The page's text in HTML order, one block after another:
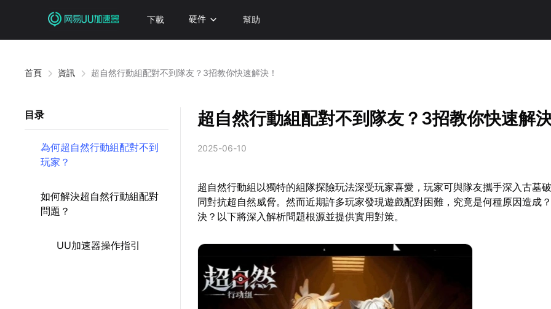
下載 硬件 幫助
首頁 資訊 超自然行動組配對不到隊友？3招教你快速解決！
目录
為何超自然行動組配對不到
玩家？
如何解決超自然行動組配對
問題？
UU加速器操作指引
超自然行動組配對不到隊友？3招教你快速解決
2025-06-10
超自然行動組以獨特的組隊探險玩法深受玩家喜愛，玩家可與隊友攜手深入古墓
同對抗超自然威脅。然而近期許多玩家發現遊戲配對困難，究竟是何種原因造成
決？以下將深入解析問題根源並提供實用對策。